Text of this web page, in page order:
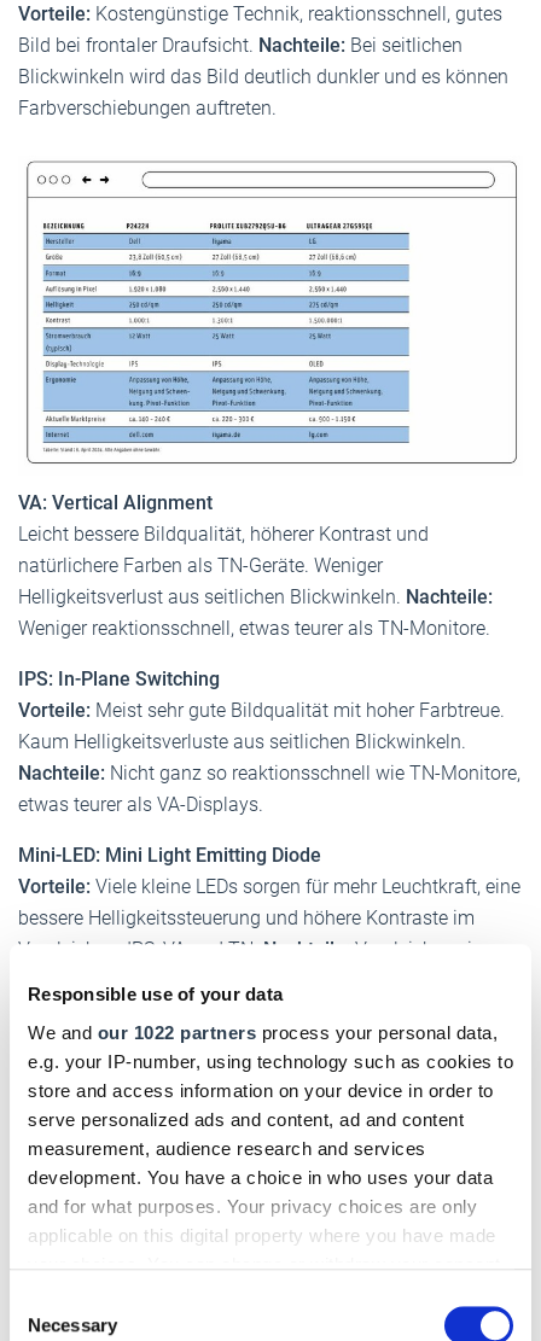
Responsible use of your data
We and our 1022 partners process your personal data,
e.g. your IP-number, using technology such as cookies to
store and access information on your device in order to
serve personalized ads and content, ad and content
measurement, audience research and services
development. You have a choice in who uses your data
and for what purposes. Your privacy choices are only
applicable on this digital property where you have made
the Privacy trigger icon.
Selection
Necessary
Vorteile: Kostengünstige Technik, reaktionsschnell, gutes
Bild bei frontaler Draufsicht. Nachteile: Bei seitlichen
Blickwinkeln wird das Bild deutlich dunkler und es können
Farbverschiebungen auftreten.
VA: Vertical Alignment
Leicht bessere Bildqualität, höherer Kontrast und
natürlichere Farben als TN-Geräte. Weniger
Helligkeitsverlust aus seitlichen Blickwinkeln. Nachteile:
Weniger reaktionsschnell, etwas teurer als TN-Monitore.
IPS: In-Plane Switching
Vorteile: Meist sehr gute Bildqualität mit hoher Farbtreue.
Kaum Helligkeitsverluste aus seitlichen Blickwinkeln.
Nachteile: Nicht ganz so reaktionsschnell wie TN-Monitore,
etwas teurer als VA-Displays.
Mini-LED: Mini Light Emitting Diode
Vorteile: Viele kleine LEDs sorgen für mehr Leuchtkraft, eine
bessere Helligkeitssteuerung und höhere Kontraste im
Vergleich zu IPS, VA und TN. Nachteile: Vergleichsweise
OLED: Organic Light Emitting Diode
Vorteile:Überragende Schwarzwerte, ein hohes
Kontrastverhältnis und exzellente Bildqualität.Nachteile:
Teure Technologie, höhere Empfindlichkeit und Einbrenn-
Risiko.
Fachbegriffe schnell erklärt
Abkürzungen für die horizontale Bildauflösung bei